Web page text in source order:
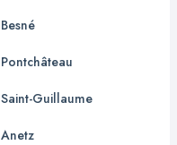
Besné
Pontchâteau
Saint-Guillaume
Anetz